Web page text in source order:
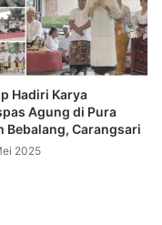
Hadiri Karya
Agung di Pura
Bebalang, Carangsari
2025